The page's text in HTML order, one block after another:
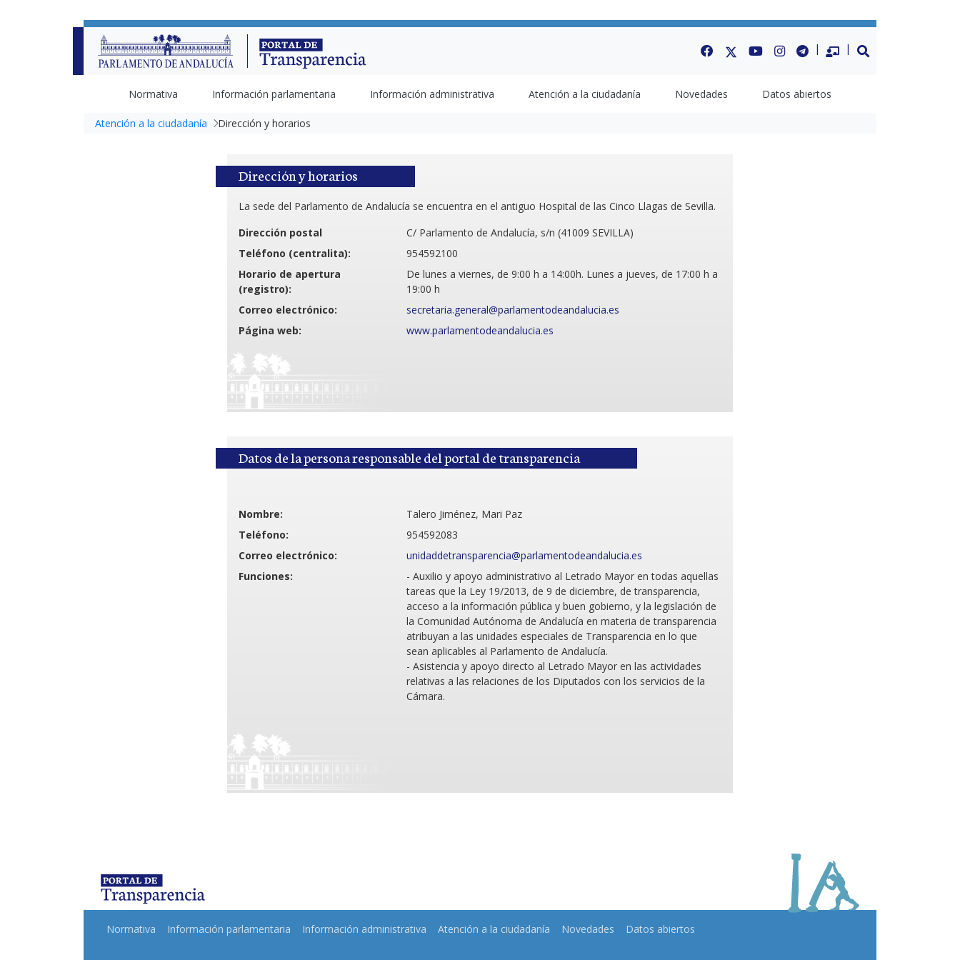
FacebookTwitterYoutubeInstagram
TelegramDatos Abiertos
Normativa Información parlamentaria Información administrativa Atención a la ciudadanía Novedades Datos abiertos
Atención a la ciudadanía Dirección y horarios
Dirección y horarios
La sede del Parlamento de Andalucía se encuentra en el antiguo Hospital de las Cinco Llagas de Sevilla.
Dirección postal
C/ Parlamento de Andalucía, s/n (41009 SEVILLA)
Teléfono (centralita):
954592100
Horario de apertura
(registro):
De lunes a viernes, de 9:00 h a 14:00h. Lunes a jueves, de 17:00 h a
19:00 h
Correo electrónico:
secretaria.general@parlamentodeandalucia.es
Página web:
www.parlamentodeandalucia.es
Datos de la persona responsable del portal de transparencia
Nombre:
Talero Jiménez, Mari Paz
Teléfono:
954592083
Correo electrónico:
unidaddetransparencia@parlamentodeandalucia.es
Funciones:
- Auxilio y apoyo administrativo al Letrado Mayor en todas aquellas
tareas que la Ley 19/2013, de 9 de diciembre, de transparencia,
acceso a la información pública y buen gobierno, y la legislación de
la Comunidad Autónoma de Andalucía en materia de transparencia
atribuyan a las unidades especiales de Transparencia en lo que
sean aplicables al Parlamento de Andalucía.
- Asistencia y apoyo directo al Letrado Mayor en las actividades
relativas a las relaciones de los Diputados con los servicios de la
Cámara.
Normativa Información parlamentaria Información administrativa Atención a la ciudadanía Novedades Datos abiertos